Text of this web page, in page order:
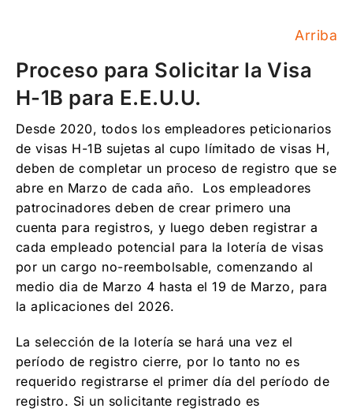
Arriba
Proceso para Solicitar la Visa
H-1B para E.E.U.U.
Desde 2020, todos los empleadores peticionarios
de visas H-1B sujetas al cupo límitado de visas H,
deben de completar un proceso de registro que se
abre en Marzo de cada año. Los empleadores
patrocinadores deben de crear primero una
cuenta para registros, y luego deben registrar a
cada empleado potencial para la lotería de visas
por un cargo no-reembolsable, comenzando al
medio dia de Marzo 4 hasta el 19 de Marzo, para
la aplicaciones del 2026.
La selección de la lotería se hará una vez el
período de registro cierre, por lo tanto no es
requerido registrarse el primer día del período de
registro. Si un solicitante registrado es